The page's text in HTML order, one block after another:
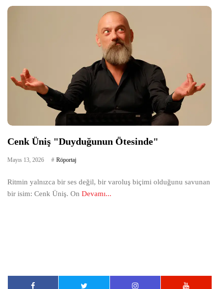
Cenk Üniş "Duyduğunun Ötesinde"
Mayıs 13, 2026 Röportaj
Ritmin yalnızca bir ses değil, bir varoluş biçimi olduğunu savunan
bir isim: Cenk Üniş. On Devamı...